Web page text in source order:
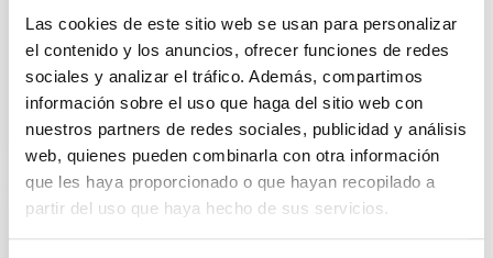
Las cookies de este sitio web se usan para personalizar
el contenido y los anuncios, ofrecer funciones de redes
sociales y analizar el tráfico. Además, compartimos
información sobre el uso que haga del sitio web con
nuestros partners de redes sociales, publicidad y análisis
web, quienes pueden combinarla con otra información
que les haya proporcionado o que hayan recopilado a
partir del uso que haya hecho de sus servicios.
Jack Trench 1.5 Tons
10/TEL15011
€250.04Price